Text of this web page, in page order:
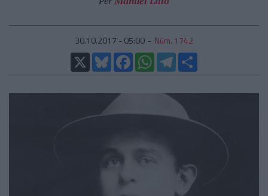
30.10.2017 - 05:00
Núm. 1742
X
BlueskyFacebookWhatsAppTelegram